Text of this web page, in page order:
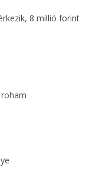
8 millió forint